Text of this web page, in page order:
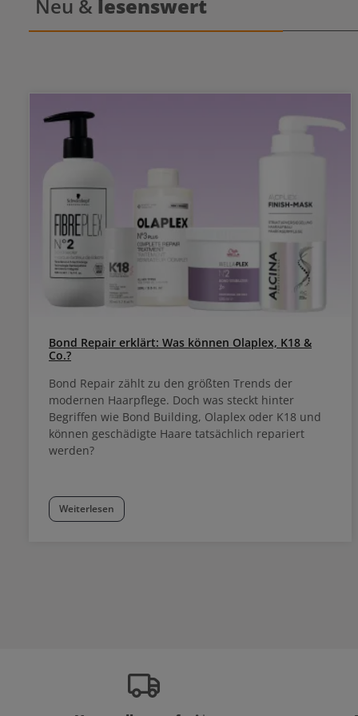
Neu & lesenswert
Bond Repair erklärt: Was können Olaplex, K18 &
Co.?
Bond Repair zählt zu den größten Trends der
modernen Haarpflege. Doch was steckt hinter
Begriffen wie Bond Building, Olaplex oder K18 und
können geschädigte Haare tatsächlich repariert
werden?
Weiterlesen